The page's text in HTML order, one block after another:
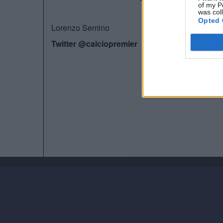
of my
was
Opted
Lorenzo Semino
Twitter @calciopremier